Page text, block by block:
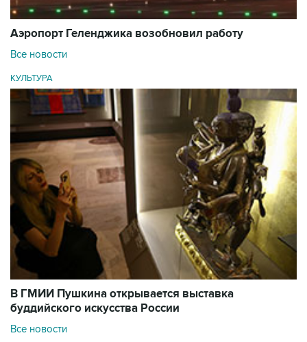
Аэропорт Геленджика возобновил работу
Все новости
КУЛЬТУРА
В ГМИИ Пушкина открывается выставка
буддийского искусства России
Все новости